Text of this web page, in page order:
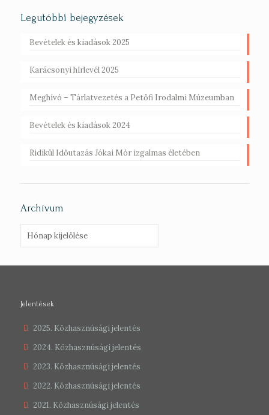
Legutóbbi bejegyzések
Bevételek és kiadások 2025
Karácsonyi hírlevél 2025
Meghívó – Tárlatvezetés a Petőfi Irodalmi Múzeumban
Bevételek és kiadások 2024
Ridikül Időutazás Jókai Mór izgalmas életében
Archívum
Jelentések
2025. Közhasznúsági jelentés
2024. Közhasznúsági jelentés
2023. Közhasznúsági jelentés
2022. Közhasznúsági jelentés
2021. Közhasznúsági jelentés